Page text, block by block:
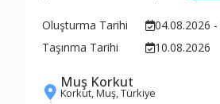
Oluşturma Tarihi
04.08.2026
Taşınma Tarihi
10.08.2026
Muş Korkut
Korkut, Muş, Türkiye
Yorumunuz